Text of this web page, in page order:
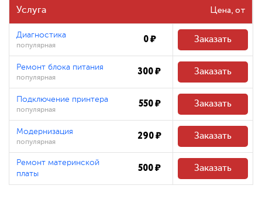
Услуга Цена
Диагностика
популярная 0 ₽ Заказать
Ремонт блока питания
популярная 300 ₽ Заказать
Подключение принтера
популярная 550 ₽ Заказать
Модернизация
популярная 290 ₽ Заказать
Ремонт материнской
платы
500 ₽ Заказать